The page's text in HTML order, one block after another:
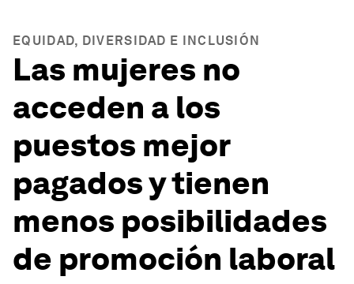
EQUIDAD, DIVERSIDAD E INCLUSIÓN
Las mujeres no
acceden a los
puestos mejor
pagados y tienen
menos posibilidades
de promoción laboral